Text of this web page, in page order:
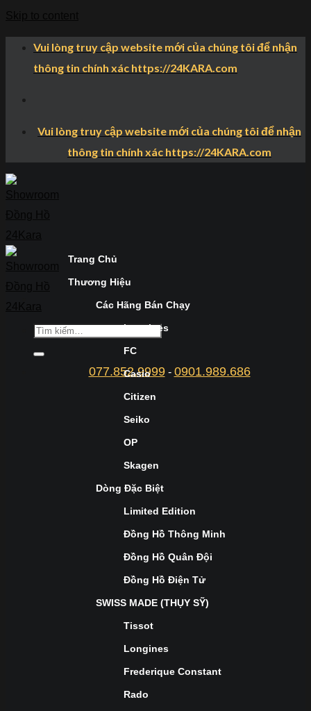
Vui lòng truy cập website mới của chúng tôi để nhận
thông tin chính xác https://24KARA.com
Vui lòng truy cập website mới của chúng tôi để nhận
thông tin chính xác https://24KARA.com
077.852.9999- 0901.989.686
Trang Chủ
Thương Hiệu
Các Hãng Bán Chạy
Longines
FC
Casio
Citizen
Seiko
OP
Skagen
Dòng Đặc Biệt
Limited Edition
Đồng Hồ Thông Minh
Đồng Hồ Quân Đội
Đồng Hồ Điện Tử
SWISS MADE (THỤY SỸ)
Tissot
Longines
Frederique Constant
Rado